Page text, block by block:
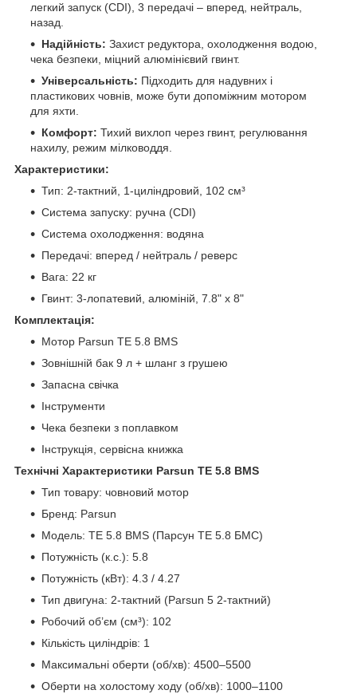
легкий запуск (CDI), 3 передачі – вперед, нейтраль,
назад.
Надійність: Захист редуктора, охолодження водою,
чека безпеки, міцний алюмінієвий гвинт.
Універсальність: Підходить для надувних і
пластикових човнів, може бути допоміжним мотором
для яхти.
Комфорт: Тихий вихлоп через гвинт, регулювання
нахилу, режим мілководдя.
Характеристики:
Тип: 2-тактний, 1-циліндровий, 102 см³
Система запуску: ручна (CDI)
Система охолодження: водяна
Передачі: вперед / нейтраль / реверс
Вага: 22 кг
Гвинт: 3-лопатевий, алюміній, 7.8" x 8"
Комплектація:
Мотор Parsun TE 5.8 BMS
Зовнішній бак 9 л + шланг з грушею
Запасна свічка
Інструменти
Чека безпеки з поплавком
Інструкція, сервісна книжка
Технічні Характеристики Parsun TE 5.8 BMS
Тип товару: човновий мотор
Бренд: Parsun
Модель: TE 5.8 BMS (Парсун ТЕ 5.8 БМС)
Потужність (к.с.): 5.8
Потужність (кВт): 4.3 / 4.27
Тип двигуна: 2-тактний (Parsun 5 2-тактний)
Робочий об’єм (см³): 102
Кількість циліндрів: 1
Максимальні оберти (об/хв): 4500–5500
Оберти на холостому ходу (об/хв): 1000–1100